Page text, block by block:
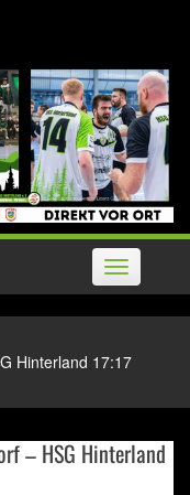
Toggle
navigation
Hinterland 17:17
– HSG Hinterland